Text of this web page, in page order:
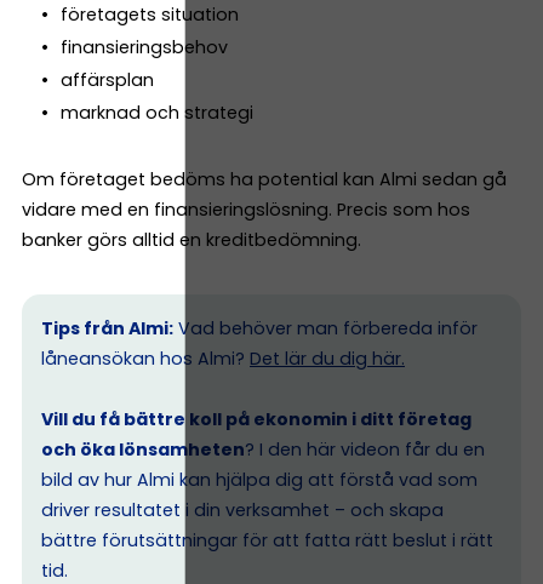
företagets situation
finansieringsbehov
affärsplan
marknad och strategi
Om företaget bedöms ha potential kan Almi sedan gå
vidare med en finansieringslösning. Precis som hos
banker görs alltid en kreditbedömning.
Tips från Almi: Vad behöver man förbereda inför
låneansökan hos Almi? Det lär du dig här.
Vill du få bättre koll på ekonomin i ditt företag
och öka lönsamheten? I den här videon får du en
bild av hur Almi kan hjälpa dig att förstå vad som
driver resultatet i din verksamhet – och skapa
bättre förutsättningar för att fatta rätt beslut i rätt
tid.